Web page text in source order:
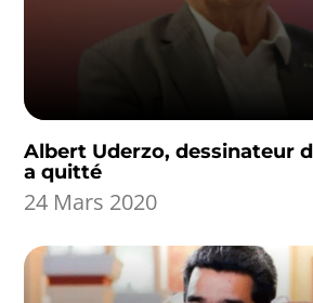
Albert Uderzo, dessinateur
a quitté
24 Mars 2020